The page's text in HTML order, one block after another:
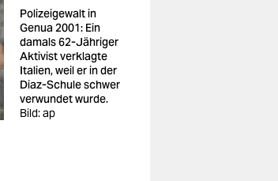
Polizeigewalt in
Genua 2001: Ein
damals 62-Jähriger
Aktivist verklagte
Italien, weil er in der
Diaz-Schule schwer
verwundet wurde.
Bild: ap